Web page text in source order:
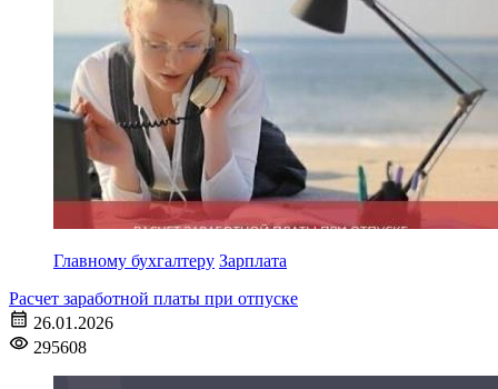
Главному бухгалтеру Зарплата
Расчет заработной платы при отпуске
26.01.2026
295608